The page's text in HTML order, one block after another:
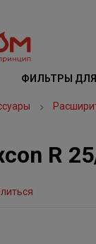
ФИЛЬТРЫ
R